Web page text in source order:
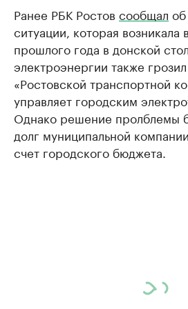
Ранее РБК Ростов сообщал
ситуации, которая возникала
прошлого года в донской
электроэнергии также
«Ростовской транспортной
управляет городским
Однако решение пролблемы
долг муниципальной
счет городского бюджета.